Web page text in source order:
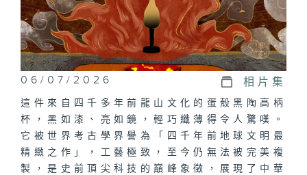
06/07/2026 相片集
這件來自四千多年前龍山文化的蛋殼黑陶高柄
杯，黑如漆、亮如鏡，輕巧纖薄得令人驚嘆。
它被世界考古學界譽為「四千年前地球文明最
精緻之作」，工藝極致，至今仍無法被完美複
製，是史前頂尖科技的巔峰象徵，展現了中華